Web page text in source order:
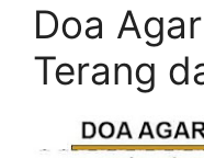
Doa
Terang